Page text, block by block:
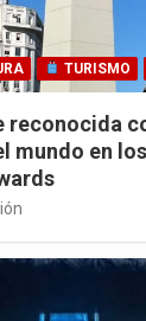
TURISMO
reconocida
mundo en